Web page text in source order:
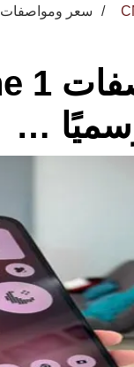
سعر ومواصفات Cmf Phone 1 وأهم المميزات رسميًا …
…